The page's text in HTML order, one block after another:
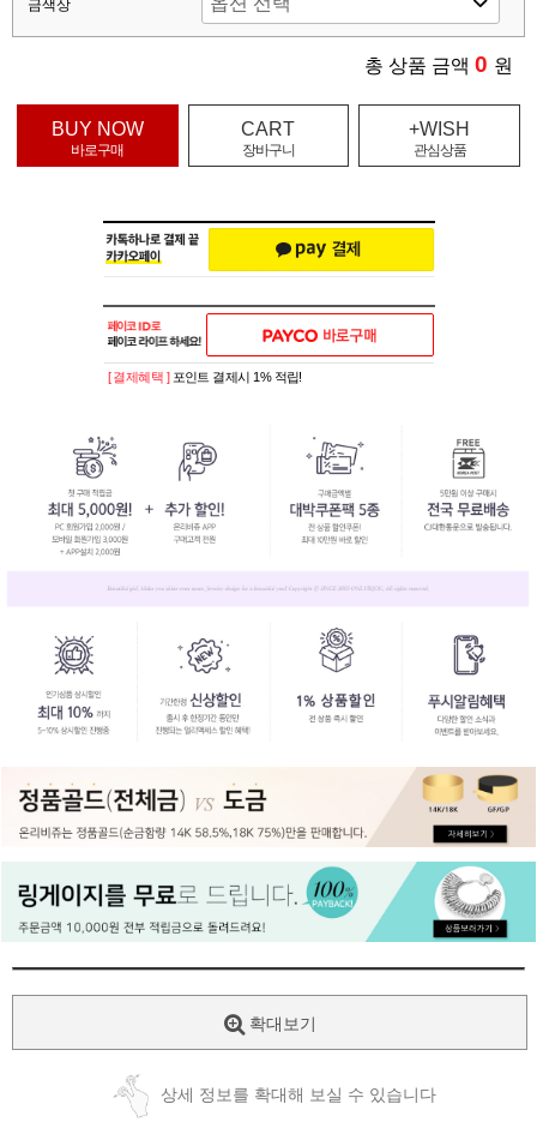
금색상
총 상품 금액 0 원
BUY NOW
바로구매
CART
장바구니
+WISH
관심상품
페이코 ID로
PAYCO 바로
[ 결제혜택 ] 포인트 결제시 1% 적립!
확대보기
상세 정보를 확대해 보실 수 있습니다